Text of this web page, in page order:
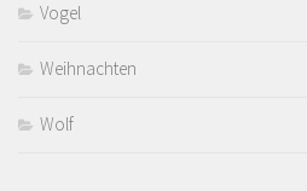
Vogel
Weihnachten
Wolf